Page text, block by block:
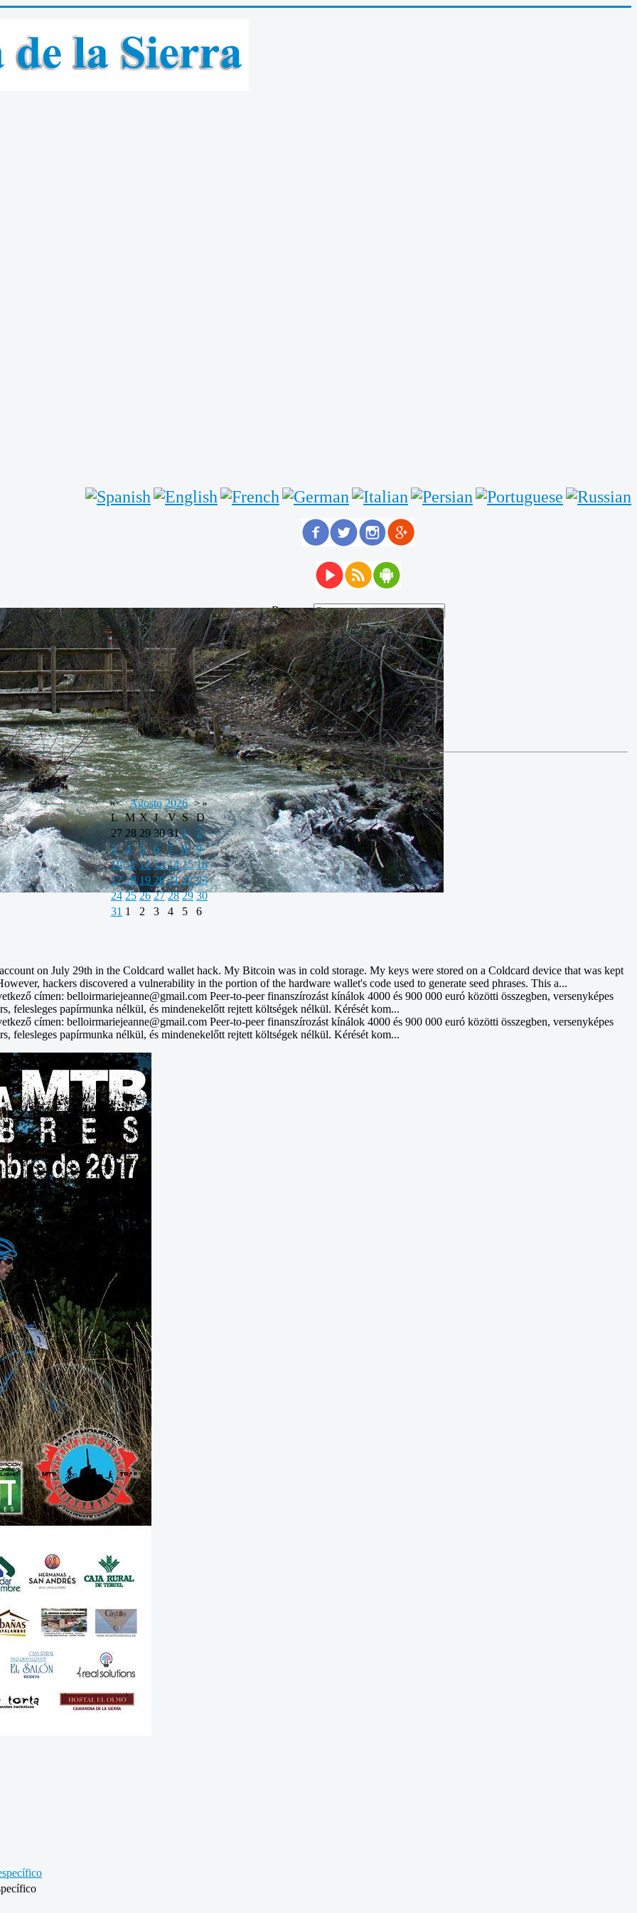
Buscar...
«< Agosto 2026 >»
L M X J V S
D
27 28 29 30 31 1
2
3
4 5 6 7 8
9
10 11 12 13 14 15 16
17 18 19 20 21 22 23
24 25 26 27 28 29 30
31 1 2 3 4 5 6
on July 29th in the Coldcard wallet hack. My Bitcoin was in cold storage. My keys were stored on a Coldcard device that was kept
hackers discovered a vulnerability in the portion of the hardware wallet's code used to generate seed phrases. This a...
címen: belloirmariejeanne@gmail.com Peer-to-peer finanszírozást kínálok 4000 és 900 000 euró közötti összegben, versenyképes
felesleges papírmunka nélkül, és mindenekelőtt rejtett költségek nélkül. Kérését kom...
címen: belloirmariejeanne@gmail.com Peer-to-peer finanszírozást kínálok 4000 és 900 000 euró közötti összegben, versenyképes
felesleges papírmunka nélkül, és mindenekelőtt rejtett költségek nélkül. Kérését kom...